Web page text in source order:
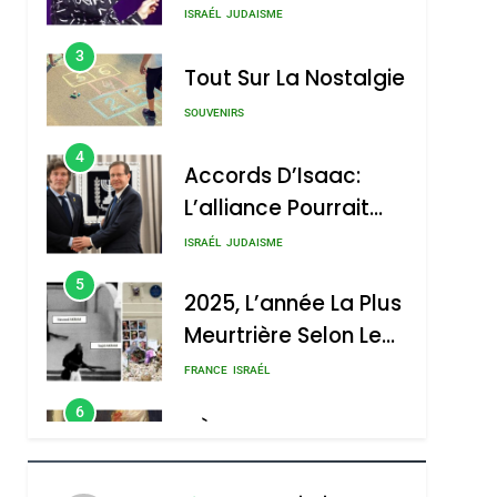
Nouvelle Chanson De
ISRAÉL JUDAISME
3
Tout Sur La Nostalgie
SOUVENIRS
4
Accords D’Isaac:
L’alliance Pourrait
S’étendre À 13 Pays
ISRAÉL JUDAISME
5
2025, L’année La Plus
Meurtrière Selon Le
Rapport D’ADL
FRANCE ISRAÉL
6
FIÈRE, DIGNE ET
RÉSILIENTE :